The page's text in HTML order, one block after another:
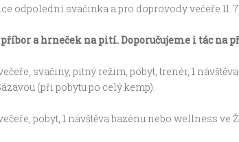
odpolední svačinka a pro doprovody večeře 11.
příbor a hrneček na pití. Doporučujeme i tác na
svačiny, pitný režim, pobyt, trenér, 1
(při pobytu po celý kemp).
pobyt, 1 návštěva bazénu nebo wellness ve